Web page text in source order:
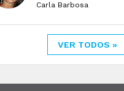
Carla Barbosa
VER TODOS »